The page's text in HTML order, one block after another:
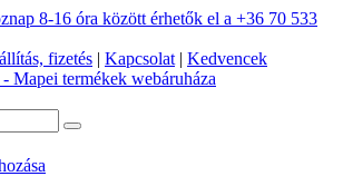
8-16 óra között érhetők el a +36 70 533
fizetés | Kapcsolat | Kedvencek